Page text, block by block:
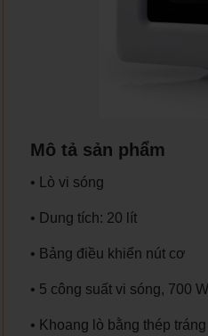
Mô tả sản phẩm
• Lò vi sóng
• Dung tích: 20 lít
• Bảng điều khiển nút cơ
• 5 công suất vi sóng, 700 W
• Khoang lò bằng thép